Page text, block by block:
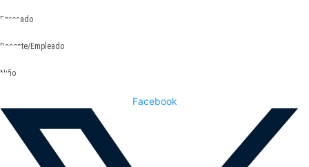
Egresado
Docente/Empleado
Niño
Facebook